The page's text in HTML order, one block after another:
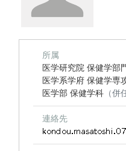
所属
医学研究院 保健学部
医学系学府 保健学専
医学部 保健学科 （併
連絡先